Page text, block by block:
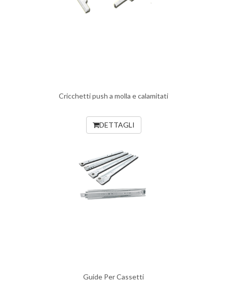
Cricchetti push a molla e calamitati
DETTAGLI
Guide Per Cassetti